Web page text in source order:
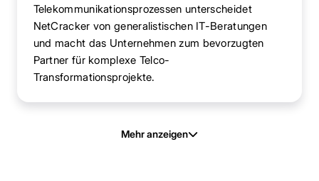
Telekommunikationsprozessen unterscheidet
NetCracker von generalistischen IT-Beratungen
und macht das Unternehmen zum bevorzugten
Partner für komplexe Telco-
Transformationsprojekte.
Mehr anzeigen